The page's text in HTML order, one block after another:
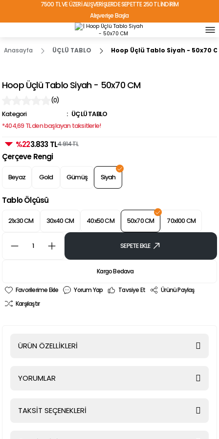
7500 TL VE ÜZERİ ALIŞVERİŞLERDE SEPETTE 250 TL İNDİRİM
Alışverişe Başla
TÜRKİYE'NİN HER YERİNE ÜCRETSİZ KARGO!
Anasayfa ÜÇLÜ TABLO Hoop Üçlü Tablo Siyah - 50x70
Hoop Üçlü Tablo Siyah - 50x70 CM
(0)
Kategori
ÜÇLÜ TABLO
*404,69 TL den başlayan taksitlerle!
%223.833 TL4.914 TL
Çerçeve Rengi
Beyaz Gold Gümüş Siyah
Tablo Ölçüsü
21x30 CM 30x40 CM 40x50 CM 50x70 CM 70x100 CM
SEPETE EKLE
Kargo Bedava
Yorum Yap Tavsiye Et
Ürünü Paylaş
Karşılaştır
ÜRÜN ÖZELLİKLERİ
YORUMLAR
TAKSİT SEÇENEKLERİ